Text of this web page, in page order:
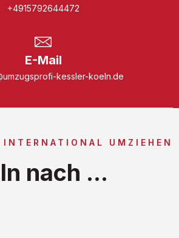
+4915792644472
E-Mail
kessler-koeln.de
UMZIEHEN
nach ...